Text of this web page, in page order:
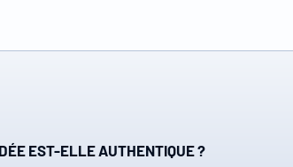
EST-ELLE AUTHENTIQUE ?